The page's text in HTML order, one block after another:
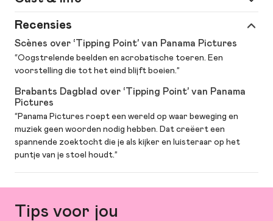
Vers van De Vest
boeken voor theaterseizoen 2026-2027. Dus... ga mee op
theateravontuur en kies je eigen serie! Selecteer 5
voorstellingen en betaal slechts € 65,00 of bestel voor €
110,00 maar liefst 10 voorstellingen (inclusief garderobe en
Spel
Davide Bellotta, Yaniv Dagan, Candela
Murillo, Tarek Rammo e.a.
livemuziek: iET | muziekcompositie:
Davide Bellotta en Strijbos & Van
Meer
informatie
choreografie: Pia Meuthen |
scenografie: Sammy Van den Heuvel |
Recensies
Scènes over ‘Tipping Point’ van Panama Pictures
“Oogstrelende beelden en acrobatische toeren. Een
voorstelling die tot het eind blijft boeien.”
Brabants Dagblad over ‘Tipping Point’ van Panama
Pictures
“Panama Pictures roept een wereld op waar beweging en
muziek geen woorden nodig hebben. Dat creëert een
spannende zoektocht die je als kijker en luisteraar op het
puntje van je stoel houdt.”
Tips voor jou